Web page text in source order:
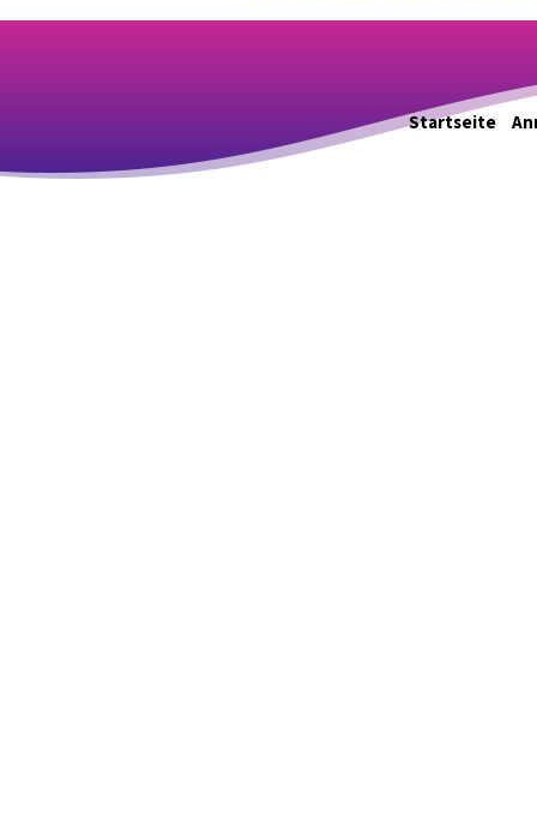
Startseite